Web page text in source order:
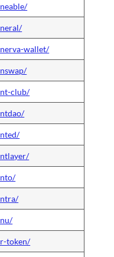
wallet/
club/
token/